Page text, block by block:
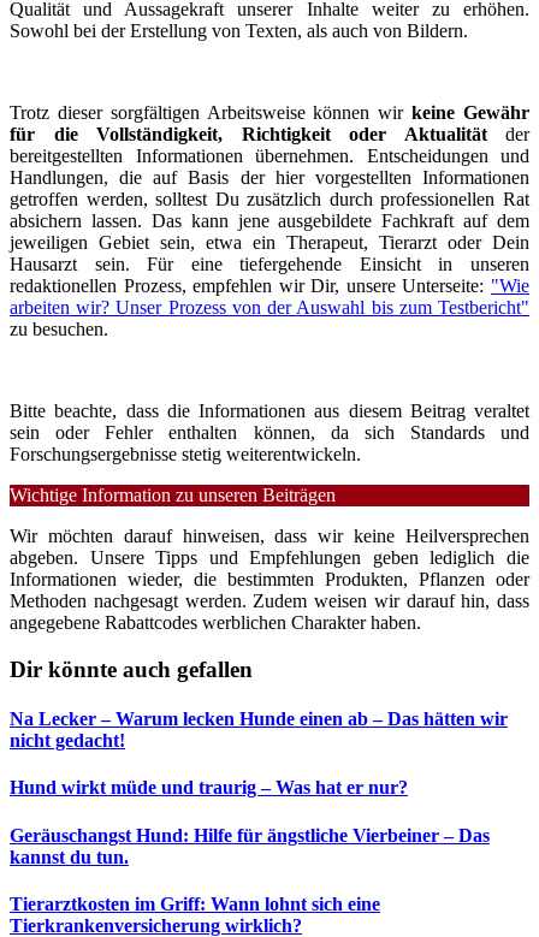
Qualität und Aussagekraft unserer Inhalte weiter zu erhöhen.
Sowohl bei der Erstellung von Texten, als auch von Bildern.
Trotz dieser sorgfältigen Arbeitsweise können wirkeine Gewähr
für die Vollständigkeit, Richtigkeit oder Aktualitätder
bereitgestellten Informationen übernehmen. Entscheidungen und
Handlungen, die auf Basis der hier vorgestellten Informationen
getroffen werden, solltest Du zusätzlich durch professionellen Rat
absichern lassen. Das kann jene ausgebildete Fachkraft auf dem
jeweiligen Gebiet sein, etwa ein Therapeut, Tierarzt oder Dein
Hausarzt sein. Für eine tiefergehende Einsicht in unseren
redaktionellen Prozess, empfehlen wir Dir, unsere Unterseite: "Wie
arbeiten wir? Unser Prozess von der Auswahl bis zum Testbericht"
zu besuchen.
Bitte beachte, dass die Informationen aus diesem Beitrag veraltet
sein oder Fehler enthalten können, da sich Standards und
Forschungsergebnisse stetig weiterentwickeln.
Wichtige Information zu unseren Beiträgen
Wir möchten darauf hinweisen, dass wir keine Heilversprechen
abgeben. Unsere Tipps und Empfehlungen geben lediglich die
Informationen wieder, die bestimmten Produkten, Pflanzen oder
Methoden nachgesagt werden. Zudem weisen wir darauf hin, dass
angegebene Rabattcodes werblichen Charakter haben.
Dir könnte auch gefallen
Na Lecker – Warum lecken Hunde einen ab – Das hätten wir
nicht gedacht!
Hund wirkt müde und traurig – Was hat er nur?
Geräuschangst Hund: Hilfe für ängstliche Vierbeiner – Das
kannst du tun.
Tierarztkosten im Griff: Wann lohnt sich eine
Tierkrankenversicherung wirklich?